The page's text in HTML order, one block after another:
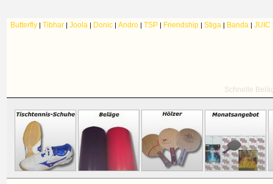
Butterfly| Tibhar| Joola | Donic| Andro| TSP| Friendship| Stiga | Banda | JUIC
Schnelle